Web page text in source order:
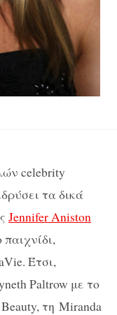
celebrity
τα δικά
Jennifer Aniston
Έτσι,
Paltrow με το
τη Miranda